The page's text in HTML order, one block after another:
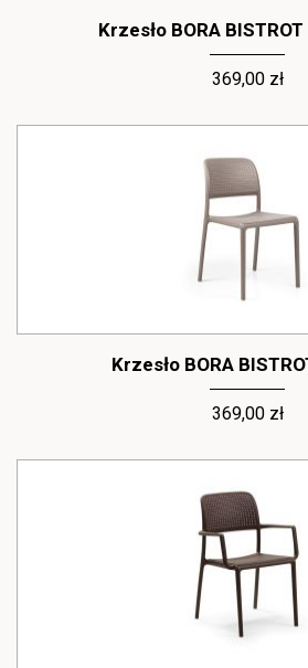
Krzesło BORA
369,00 zł
Krzesło BORA
369,00 zł